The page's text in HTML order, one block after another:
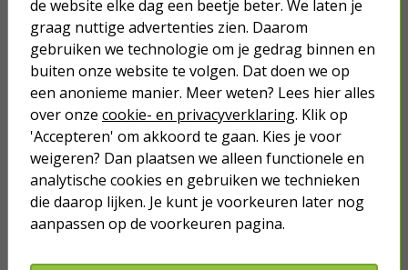
Je verwacht het niet
Turbo onkruidverdelger (Concentraat,
43,50
40,
89
de website elke dag een beetje beter. We laten je
graag nuttige advertenties zien. Daarom
gebruiken we technologie om je gedrag binnen en
buiten onze website te volgen. Dat doen we op
een anonieme manier. Meer weten? Lees hier alles
over onze cookie- en privacyverklaring. Klik op
'Accepteren' om akkoord te gaan. Kies je voor
weigeren? Dan plaatsen we alleen functionele en
analytische cookies en gebruiken we technieken
die daarop lijken. Je kunt je voorkeuren later nog
aanpassen op de voorkeuren pagina.